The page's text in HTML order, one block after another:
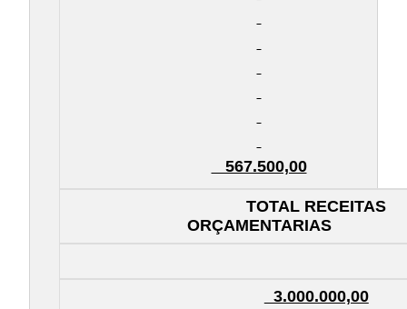
567.500,00
TOTAL RECEITAS
ORÇAMENTARIAS
3.000.000,00